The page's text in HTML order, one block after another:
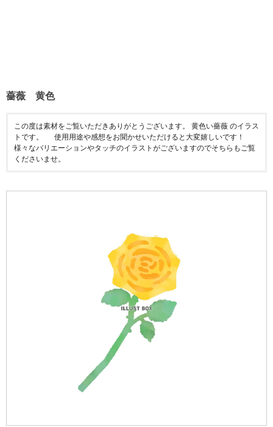
薔薇 黄色
この度は素材をご覧いただきありがとうございます。 黄色い薔薇 のイラス
トです。 使用用途や感想をお聞かせいただけると大変嬉しいです！
様々なバリエーションやタッチのイラストがございますのでそちらもご覧
くださいませ。